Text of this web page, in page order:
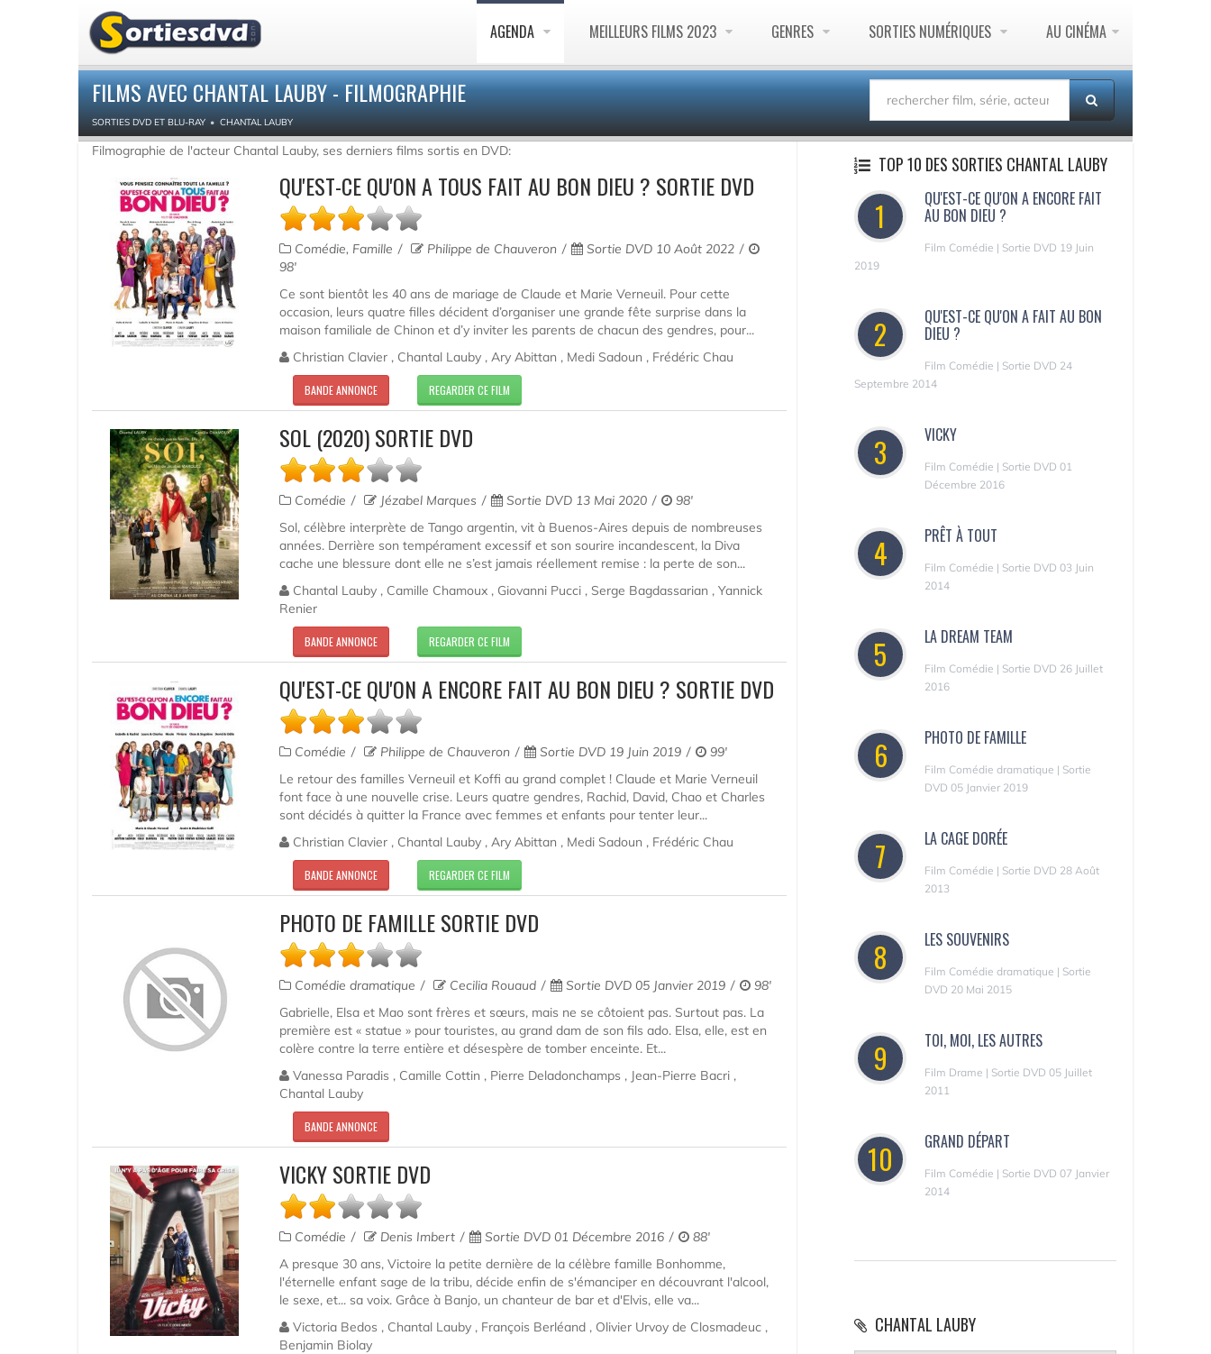
AGENDA MEILLEURS FILMS 2023 GENRES SORTIES NUMÉRIQUES AU CINÉMA
FILMS AVEC CHANTAL LAUBY - FILMOGRAPHIE
SORTIES DVD ET BLU-RAY CHANTAL LAUBY
Filmographie de l'acteur Chantal Lauby, ses derniers films sortis en DVD:
QU'EST-CE QU'ON A TOUS FAIT AU BON DIEU ? SORTIE DVD
Comédie, Famille Philippe de Chauveron
Sortie DVD 10 Août 2022
98'
Ce sont bientôt les 40 ans de mariage de Claude et Marie Verneuil. Pour cette
occasion, leurs quatre filles décident d’organiser une grande fête surprise dans la
maison familiale de Chinon et d’y inviter les parents de chacun des gendres, pour...
Christian Clavier , Chantal Lauby , Ary Abittan , Medi Sadoun , Frédéric Chau
BANDE ANNONCE REGARDER CE FILM
SOL (2020) SORTIE DVD
Comédie Jézabel Marques Sortie DVD 13 Mai 2020
98'
Sol, célèbre interprète de Tango argentin, vit à Buenos-Aires depuis de nombreuses
années. Derrière son tempérament excessif et son sourire incandescent, la Diva
cache une blessure dont elle ne s’est jamais réellement remise : la perte de son...
Chantal Lauby , Camille Chamoux , Giovanni Pucci , Serge Bagdassarian , Yannick
Renier
BANDE ANNONCE REGARDER CE FILM
QU'EST-CE QU'ON A ENCORE FAIT AU BON DIEU ? SORTIE DVD
Comédie Philippe de Chauveron Sortie DVD 19 Juin 2019
99'
Le retour des familles Verneuil et Koffi au grand complet ! Claude et Marie Verneuil
font face à une nouvelle crise. Leurs quatre gendres, Rachid, David, Chao et Charles
sont décidés à quitter la France avec femmes et enfants pour tenter leur...
Christian Clavier , Chantal Lauby , Ary Abittan , Medi Sadoun , Frédéric Chau
BANDE ANNONCE REGARDER CE FILM
PHOTO DE FAMILLE SORTIE DVD
Comédie dramatique Cecilia Rouaud Sortie DVD 05 Janvier 2019
98'
Gabrielle, Elsa et Mao sont frères et sœurs, mais ne se côtoient pas. Surtout pas. La
première est « statue » pour touristes, au grand dam de son fils ado. Elsa, elle, est en
colère contre la terre entière et désespère de tomber enceinte. Et...
Vanessa Paradis , Camille Cottin , Pierre Deladonchamps , Jean-Pierre Bacri ,
Chantal Lauby
BANDE ANNONCE
VICKY SORTIE DVD
Comédie Denis Imbert Sortie DVD 01 Décembre 2016
88'
A presque 30 ans, Victoire la petite dernière de la célèbre famille Bonhomme,
l'éternelle enfant sage de la tribu, décide enfin de s'émanciper en découvrant l'alcool,
le sexe, et... sa voix. Grâce à Banjo, un chanteur de bar et d'Elvis, elle va...
Victoria Bedos , Chantal Lauby , François Berléand , Olivier Urvoy de Closmadeuc ,
Benjamin Biolay
TOP 10 DES SORTIES CHANTAL LAUBY
1 QU'EST-CE QU'ON A ENCORE FAIT
AU BON DIEU ?
Film Comédie | Sortie DVD 19 Juin
2019
2 QU'EST-CE QU'ON A FAIT AU BON
DIEU ?
Film Comédie | Sortie DVD 24
Septembre 2014
3 VICKY
Film Comédie | Sortie DVD 01
Décembre 2016
4 PRÊT À TOUT
Film Comédie | Sortie DVD 03 Juin
2014
5 LA DREAM TEAM
Film Comédie | Sortie DVD 26 Juillet
2016
6 PHOTO DE FAMILLE
Film Comédie dramatique | Sortie
DVD 05 Janvier 2019
7 LA CAGE DORÉE
Film Comédie | Sortie DVD 28 Août
2013
8 LES SOUVENIRS
Film Comédie dramatique | Sortie
DVD 20 Mai 2015
9 TOI, MOI, LES AUTRES
Film Drame | Sortie DVD 05 Juillet
2011
10 GRAND DÉPART
Film Comédie | Sortie DVD 07 Janvier
2014
CHANTAL LAUBY